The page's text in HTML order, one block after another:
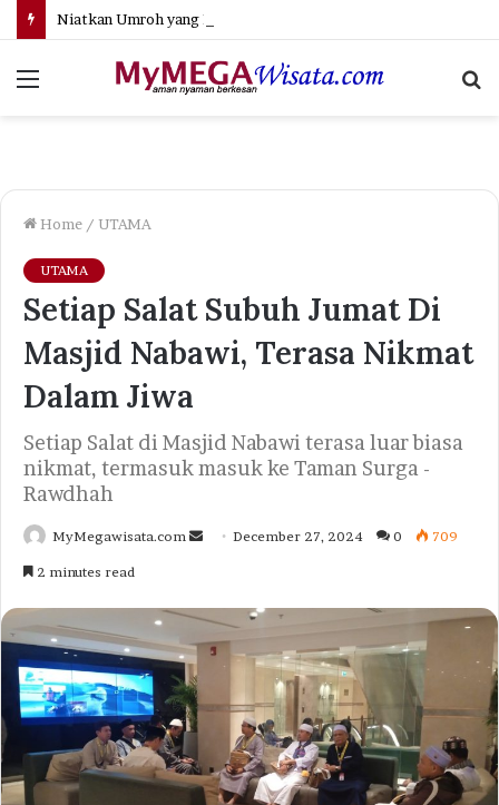
Menu
Home / UTAMA
UTAMA
Setiap Salat Subuh Jumat Di
Masjid Nabawi, Terasa Nikmat
Dalam Jiwa
Setiap Salat di Masjid Nabawi terasa luar biasa
nikmat, termasuk masuk ke Taman Surga -
Rawdhah
MyMegawisata.com
SendDecember 27, 2024 0 709
2 minutes read